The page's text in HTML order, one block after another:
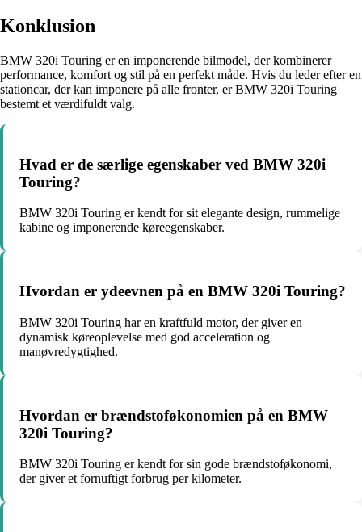
Konklusion
BMW 320i Touring er en imponerende bilmodel, der kombinerer
performance, komfort og stil på en perfekt måde. Hvis du leder efter en
stationcar, der kan imponere på alle fronter, er BMW 320i Touring
bestemt et værdifuldt valg.
Hvad er de særlige egenskaber ved BMW 320i
Touring?
BMW 320i Touring er kendt for sit elegante design, rummelige
kabine og imponerende køreegenskaber.
Hvordan er ydeevnen på en BMW 320i Touring?
BMW 320i Touring har en kraftfuld motor, der giver en
dynamisk køreoplevelse med god acceleration og
manøvredygtighed.
Hvordan er brændstoføkonomien på en BMW
320i Touring?
BMW 320i Touring er kendt for sin gode brændstoføkonomi,
der giver et fornuftigt forbrug per kilometer.